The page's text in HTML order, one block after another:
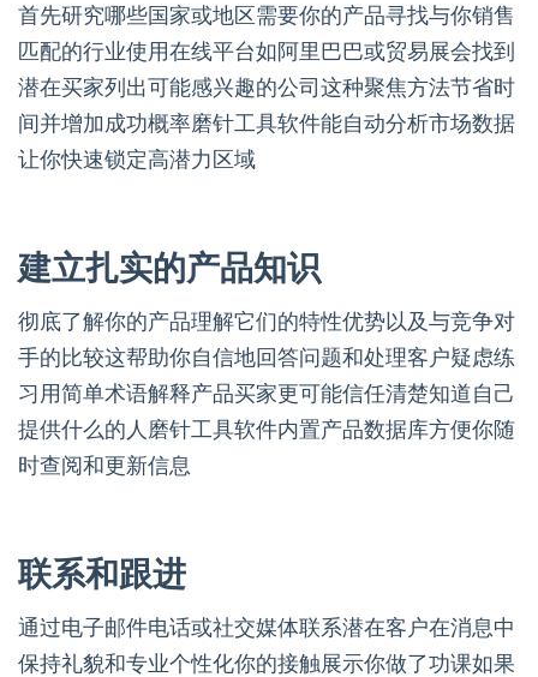
首先研究哪些国家或地区需要你的产品寻找与你销售
匹配的行业使用在线平台如阿里巴巴或贸易展会找到
潜在买家列出可能感兴趣的公司这种聚焦方法节省时
间并增加成功概率磨针工具软件能自动分析市场数据
让你快速锁定高潜力区域
建立扎实的产品知识
彻底了解你的产品理解它们的特性优势以及与竞争对
手的比较这帮助你自信地回答问题和处理客户疑虑练
习用简单术语解释产品买家更可能信任清楚知道自己
提供什么的人磨针工具软件内置产品数据库方便你随
时查阅和更新信息
联系和跟进
通过电子邮件电话或社交媒体联系潜在客户在消息中
保持礼貌和专业个性化你的接触展示你做了功课如果